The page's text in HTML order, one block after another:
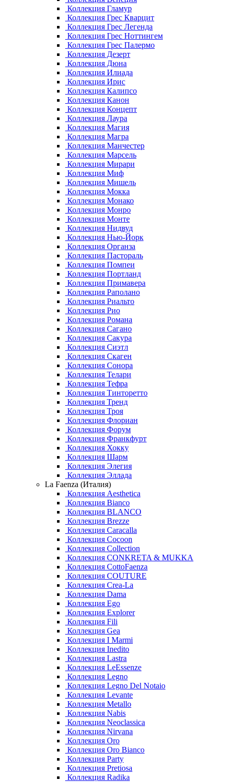
Коллекция Гламур
Коллекция Грес Кварцит
Коллекция Грес Легенда
Коллекция Грес Ноттингем
Коллекция Грес Палермо
Коллекция Дезерт
Коллекция Дюна
Коллекция Илиада
Коллекция Ирис
Коллекция Калипсо
Коллекция Канон
Коллекция Концепт
Коллекция Лаура
Коллекция Магия
Коллекция Магра
Коллекция Манчестер
Коллекция Марсель
Коллекция Мирари
Коллекция Миф
Коллекция Мишель
Коллекция Мокка
Коллекция Монако
Коллекция Монро
Коллекция Монте
Коллекция Нидвуд
Коллекция Нью-Йорк
Коллекция Органза
Коллекция Пастораль
Коллекция Помпеи
Коллекция Портланд
Коллекция Примавера
Коллекция Раполано
Коллекция Риальто
Коллекция Рио
Коллекция Романа
Коллекция Сагано
Коллекция Сакура
Коллекция Сиэтл
Коллекция Скаген
Коллекция Сонора
Коллекция Телари
Коллекция Тефра
Коллекция Тинторетто
Коллекция Тренд
Коллекция Троя
Коллекция Флориан
Коллекция Форум
Коллекция Франкфурт
Коллекция Хокку
Коллекция Шарм
Коллекция Элегия
Коллекция Эллада
La Faenza (Италия)
Коллекция Aesthetica
Коллекция Bianco
Коллекция BLANCO
Коллекция Brezze
Коллекция Caracalla
Коллекция Cocoon
Коллекция Collection
Коллекция CONKRETA & MUKKA
Коллекция CottoFaenza
Коллекция COUTURE
Коллекция Crea-La
Коллекция Dama
Коллекция Ego
Коллекция Explorer
Коллекция Fili
Коллекция Gea
Коллекция I Marmi
Коллекция Inedito
Коллекция Lastra
Коллекция LeEssenze
Коллекция Legno
Коллекция Legno Del Notaio
Коллекция Levante
Коллекция Metallo
Коллекция Nabis
Коллекция Neoclassica
Коллекция Nirvana
Коллекция Oro
Коллекция Oro Bianco
Коллекция Party
Коллекция Pretiosa
Коллекция Radika